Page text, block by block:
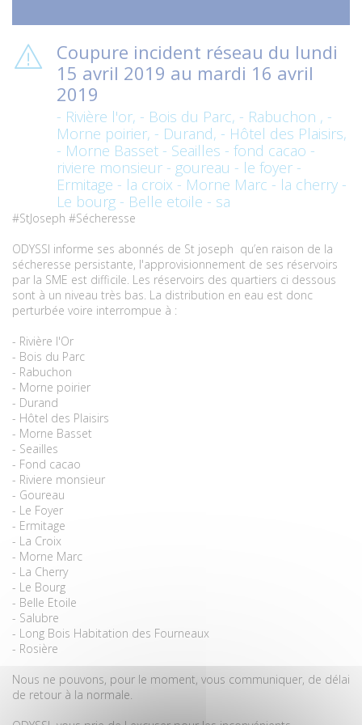
Coupure incident réseau du lundi
15 avril 2019 au mardi 16 avril
2019
- Rivière l'or, - Bois du Parc, - Rabuchon , -
Morne poirier, - Durand, - Hôtel des Plaisirs,
- Morne Basset - Seailles - fond cacao -
riviere monsieur - goureau - le foyer -
Ermitage - la croix - Morne Marc - la cherry -
Le bourg - Belle etoile - sa
#StJoseph #Sécheresse
ODYSSI informe ses abonnés de St joseph qu’en raison de la
sécheresse persistante, l'approvisionnement de ses réservoirs
par la SME est difficile. Les réservoirs des quartiers ci dessous
sont à un niveau très bas. La distribution en eau est donc
perturbée voire interrompue à :
- Rivière l'Or
- Bois du Parc
- Rabuchon
- Morne poirier
- Durand
- Hôtel des Plaisirs
- Morne Basset
- Seailles
- Fond cacao
- Riviere monsieur
- Goureau
- Le Foyer
- Ermitage
- La Croix
- Morne Marc
- La Cherry
- Le Bourg
- Belle Etoile
- Salubre
- Long Bois Habitation des Fourneaux
- Rosière
Nous ne pouvons, pour le moment, vous communiquer, de délai
de retour à la normale.